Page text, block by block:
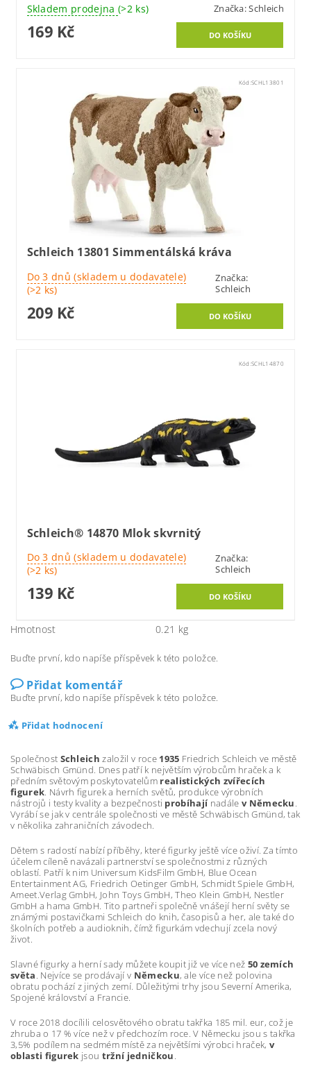
Skladem prodejna (>2 ks) Značka:Schleich
169 Kč
Kód:SCHL13801
Schleich 13801 Simmentálská kráva
Do 3 dnů (skladem u dodavatele)
(>2 ks)
Značka:
Schleich
209 Kč
Kód:SCHL14870
Schleich® 14870 Mlok skvrnitý
Do 3 dnů (skladem u dodavatele)
(>2 ks)
Značka:
Schleich
139 Kč
Hmotnost 0.21 kg
Buďte první, kdo napíše příspěvek k této položce.
Přidat komentář
Buďte první, kdo napíše příspěvek k této položce.
Přidat hodnocení
Společnost Schleich založil v roce 1935 Friedrich Schleich ve městě
Schwäbisch Gmünd. Dnes patří k největším výrobcům hraček a k
předním světovým poskytovatelům realistických zvířecích
figurek. Návrh figurek a herních světů, produkce výrobních
nástrojů i testy kvality a bezpečnosti probíhajínadále v Německu.
Vyrábí se jak v centrále společnosti ve městě Schwäbisch Gmünd, tak
v několika zahraničních závodech.
Dětem s radostí nabízí příběhy, které figurky ještě více oživí. Za tímto
účelem cíleně navázali partnerství se společnostmi z různých
oblastí. Patří k nim Universum KidsFilm GmbH, Blue Ocean
Entertainment AG, Friedrich Oetinger GmbH, Schmidt Spiele GmbH,
Ameet.Verlag GmbH, John Toys GmbH, Theo Klein GmbH, Nestler
GmbH a hama GmbH. Tito partneři společně vnášejí herní světy se
známými postavičkami Schleich do knih, časopisů a her, ale také do
školních potřeb a audioknih, čímž figurkám vdechují zcela nový
život.
Slavné figurky a herní sady můžete koupit již ve více než 50 zemích
světa. Nejvíce se prodávají v Německu, ale více než polovina
obratu pochází z jiných zemí. Důležitými trhy jsou Severní Amerika,
Spojené království a Francie.
V roce 2018 docílili celosvětového obratu takřka 185 mil. eur, což je
zhruba o 17 % více než v předchozím roce. V Německu jsou s takřka
3,5% podílem na sedmém místě za největšími výrobci hraček, v
oblasti figurek jsou tržní jedničkou.